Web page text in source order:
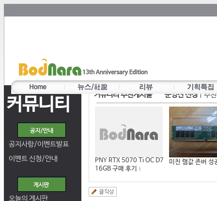
커뮤니티
공지사항/이벤트발표
이벤트 신청/안내
오늘의 게시판
커뮤니티 추천게시물 운영진 선정|추
PNY RTX 5070 Ti OC D7
16GB 구매 후기
1
미친 램값 존버 성